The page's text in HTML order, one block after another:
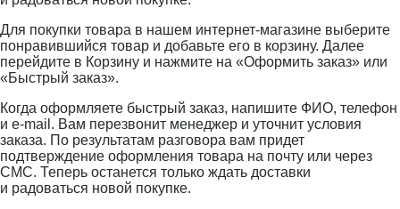
Для покупки товара в нашем интернет-магазине выберите
понравившийся товар и добавьте его в корзину. Далее
перейдите в Корзину и нажмите на «Оформить заказ» или
«Быстрый заказ».
Когда оформляете быстрый заказ, напишите ФИО, телефон
и e-mail. Вам перезвонит менеджер и уточнит условия
заказа. По результатам разговора вам придет
подтверждение оформления товара на почту или через
СМС. Теперь останется только ждать доставки
и радоваться новой покупке.